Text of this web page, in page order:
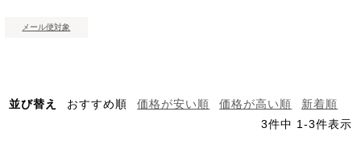
メール便対象
並び替え おすすめ順 価格が安い順 価格が高い順
新着順
3件中 1-3件表示